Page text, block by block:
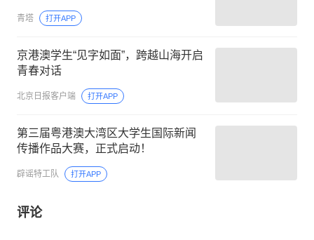
青塔 打开APP
京港澳学生“见字如面”，跨越山海开启
青春对话
北京日报客户端 打开APP
第三届粤港澳大湾区大学生国际新闻
传播作品大赛，正式启动！
辟谣特工队 打开APP
评论